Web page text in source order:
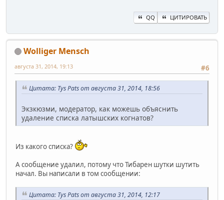
QQ ЦИТИРОВАТЬ
Wolliger Mensch
#6
августа 31, 2014, 19:13
Цитата: Tys Pats от августа 31, 2014, 18:56
Экзкюзми, модератор, как можешь объяснить
удаление списка латышских когнатов?
Из какого списка?
А сообщение удалил, потому что Тибарен шутки шутить
начал. Вы написали в том сообщении:
Цитата: Tys Pats от августа 31, 2014, 12:17